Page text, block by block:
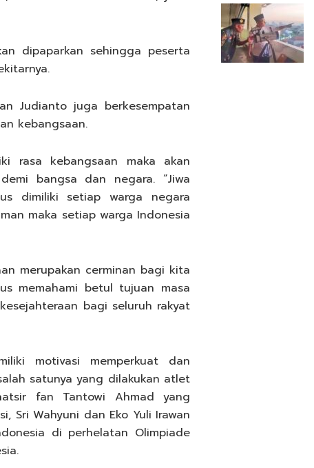
dipaparkan sehingga peserta
Judianto juga berkesempatan
kebangsaan.
rasa kebangsaan maka akan
bangsa dan negara. “Jiwa
dimiliki setiap warga negara
maka setiap warga Indonesia
merupakan cerminan bagi kita
memahami betul tujuan masa
bagi seluruh rakyat
motivasi memperkuat dan
satunya yang dilakukan atlet
fan Tantowi Ahmad yang
Sri Wahyuni dan Eko Yuli Irawan
di perhelatan Olimpiade